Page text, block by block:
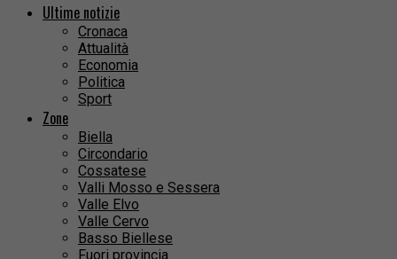
Ultime notizie
Cronaca
Attualità
Economia
Politica
Sport
Zone
Biella
Circondario
Cossatese
Valli Mosso e Sessera
Valle Elvo
Valle Cervo
Basso Biellese
Fuori provincia